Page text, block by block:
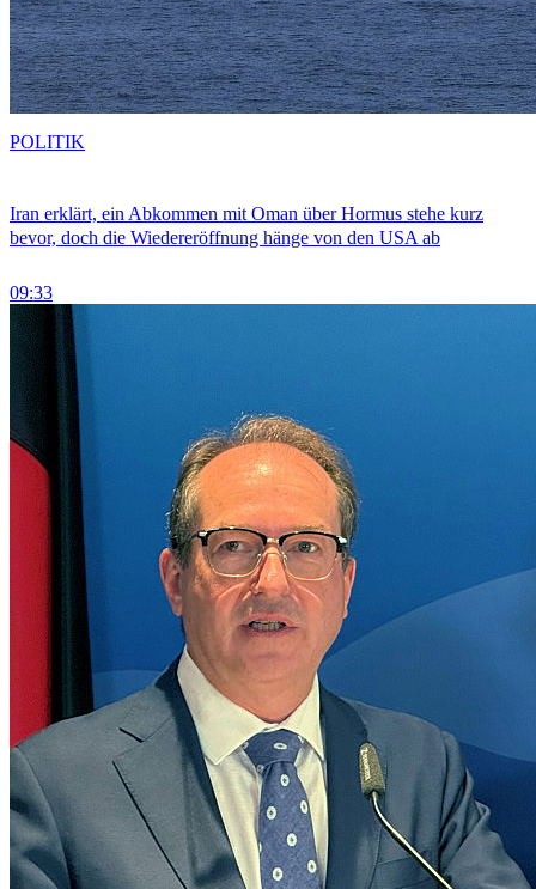
Iran erklärt, ein Abkommen mit Oman über Hormus stehe kurz
bevor, doch die Wiedereröffnung hänge von den USA ab
09:33
POLITIK